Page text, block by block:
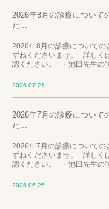
2026年8月の診療について
た...
2026年8月の診療についての
ずねくださいませ。 詳しく
認ください。 ・池田先生の
2026.07.21
2026年7月の診療について
た...
2026年7月の診療についての
ずねくださいませ。 詳しく
認ください。 ・池田先生の
2026.06.25